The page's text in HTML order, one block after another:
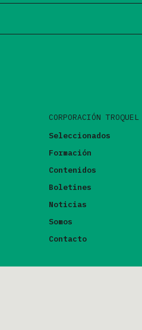
CORPORACIÓN TROQUEL
Seleccionados
Formación
Contenidos
Boletines
Noticias
Somos
Contacto